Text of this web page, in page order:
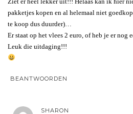
pakketjes kopen en al helemaal niet
te koop dus duurder)…
Er staat op het vlees 2 euro, of heb je er nog
Leuk die uitdaging!!!
BEANTWOORDEN
SHARON